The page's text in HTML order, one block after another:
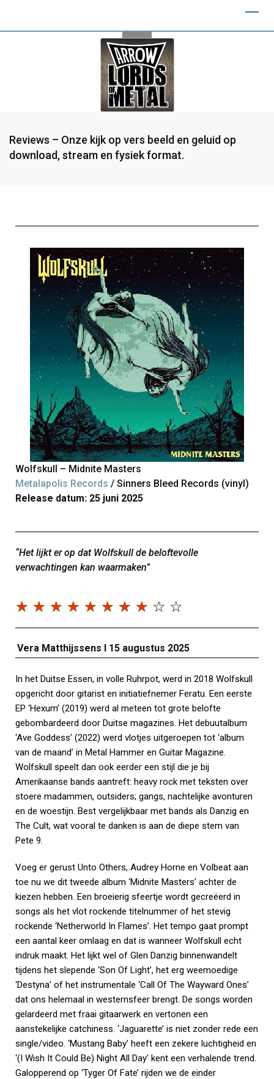
Reviews – Onze kijk op vers beeld en geluid op
download, stream en fysiek format.
Wolfskull – Midnite Masters
Metalapolis Records / Sinners Bleed Records (vinyl)
Release datum: 25 juni 2025
“Het lijkt er op dat Wolfskull de beloftevolle
verwachtingen kan waarmaken”
☆ ☆ ☆ ☆ ☆ ☆ ☆ ☆ ☆ ☆
Vera Matthijssens I 15 augustus 2025
In het Duitse Essen, in volle Ruhrpot, werd in 2018 Wolfskull
opgericht door gitarist en initiatiefnemer Feratu. Een eerste
EP ‘Hexum’ (2019) werd al meteen tot grote belofte
gebombardeerd door Duitse magazines. Het debuutalbum
‘Ave Goddess’ (2022) werd vlotjes uitgeroepen tot ‘album
van de maand’ in Metal Hammer en Guitar Magazine.
Wolfskull speelt dan ook eerder een stijl die je bij
Amerikaanse bands aantreft: heavy rock met teksten over
stoere madammen, outsiders; gangs, nachtelijke avonturen
en de woestijn. Best vergelijkbaar met bands als Danzig en
The Cult, wat vooral te danken is aan de diepe stem van
Pete 9.
Voeg er gerust Unto Others, Audrey Horne en Volbeat aan
toe nu we dit tweede album ‘Midnite Masters’ achter de
kiezen hebben. Een broeierig sfeertje wordt gecreëerd in
songs als het vlot rockende titelnummer of het stevig
rockende ‘Netherworld In Flames’. Het tempo gaat prompt
een aantal keer omlaag en dat is wanneer Wolfskull echt
indruk maakt. Het lijkt wel of Glen Danzig binnenwandelt
tijdens het slepende ‘Son Of Light’, het erg weemoedige
‘Destyna’ of het instrumentale ‘Call Of The Wayward Ones’
dat ons helemaal in westernsfeer brengt. De songs worden
gelardeerd met fraai gitaarwerk en vertonen een
aanstekelijke catchiness. ‘Jaguarette’ is niet zonder rede een
single/video. ‘Mustang Baby’ heeft een zekere luchtigheid en
‘(I Wish It Could Be) Night All Day’ kent een verhalende trend.
Galopperend op ‘Tyger Of Fate’ rijden we de einder